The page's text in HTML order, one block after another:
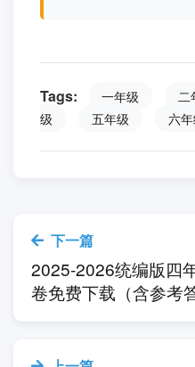
Tags: 一年级 二
级
五年级 六
下一篇
2025-2026统编版四
卷免费下载（含参考